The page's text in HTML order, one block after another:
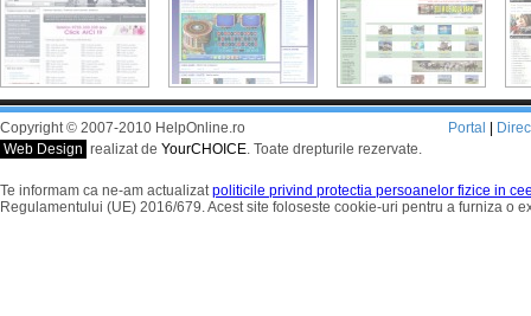
Copyright © 2007-2010 HelpOnline.ro
Web Design realizat de YourCHOICE. Toate drepturile rezervate.
Portal
Te informam ca ne-am actualizatpoliticile privind protectia persoanelor fizice in
Regulamentului (UE) 2016/679. Acest site foloseste cookie-uri pentru a furniza o